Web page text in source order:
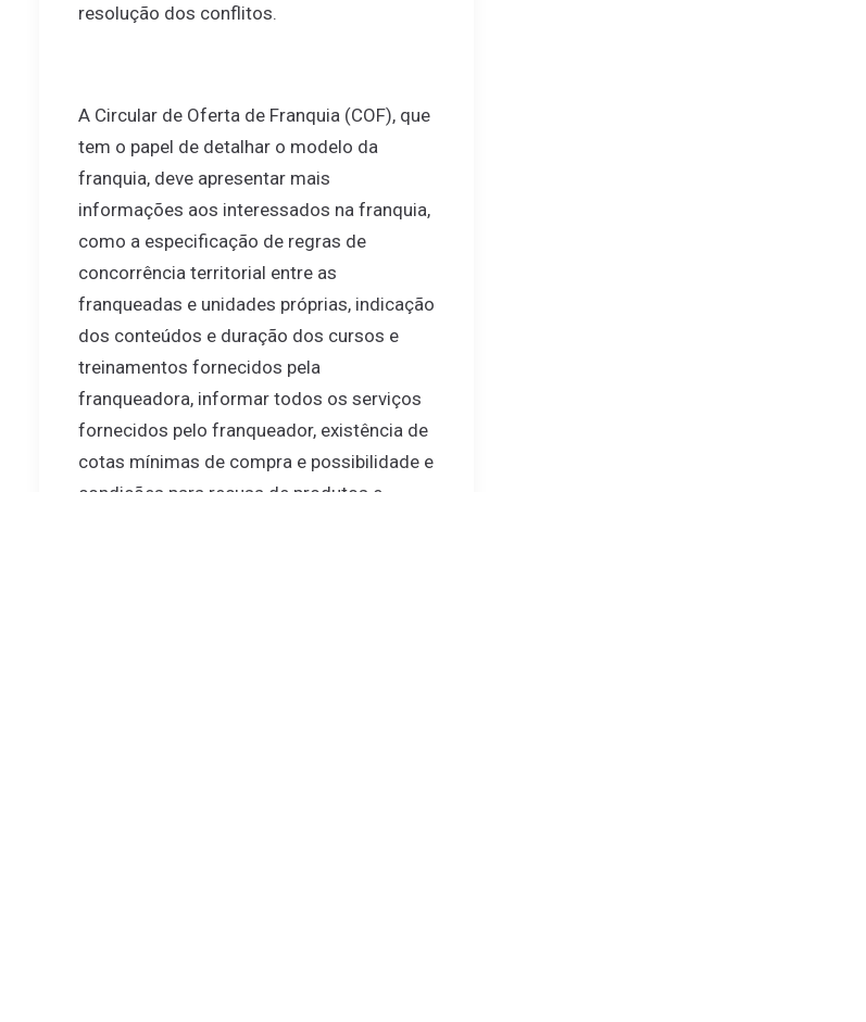
resolução dos conflitos.
A Circular de Oferta de Franquia (COF), que
tem o papel de detalhar o modelo da
franquia, deve apresentar mais
informações aos interessados na franquia,
como a especificação de regras de
concorrência territorial entre as
franqueadas e unidades próprias, indicação
dos conteúdos e duração dos cursos e
treinamentos fornecidos pela
franqueadora, informar todos os serviços
fornecidos pelo franqueador, existência de
cotas mínimas de compra e possibilidade e
condições para recusa de produtos e